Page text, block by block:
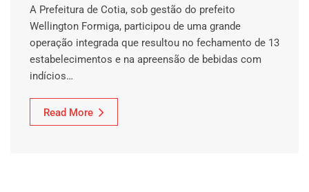
A Prefeitura de Cotia, sob gestão do prefeito
Wellington Formiga, participou de uma grande
operação integrada que resultou no fechamento de 13
estabelecimentos e na apreensão de bebidas com
indícios…
Read More